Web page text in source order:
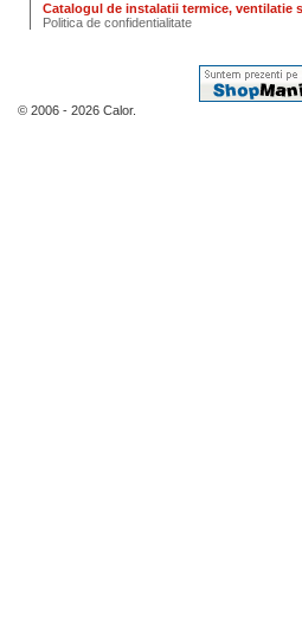
Catalogul de instalatii termice, ventilatie
Politica de confidentialitate
© 2006 - 2026 Calor.